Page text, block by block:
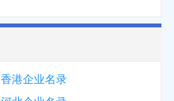
香港企业名录